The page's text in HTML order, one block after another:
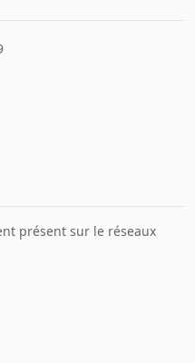
présent sur le réseaux